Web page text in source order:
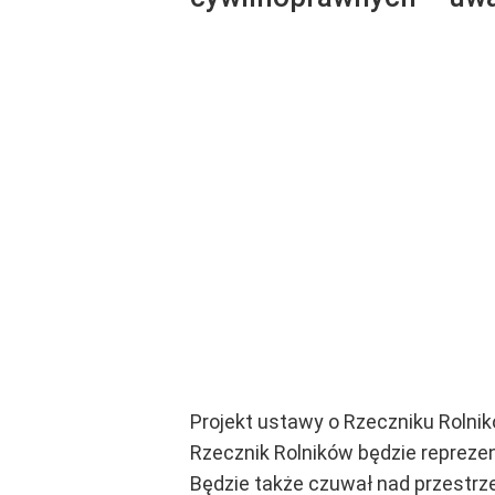
Projekt ustawy o Rzeczniku
Rzecznik Rolników będzie
Będzie także czuwał nad